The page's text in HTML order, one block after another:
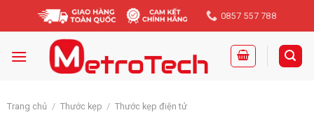
0857 557 788
Trang chủ / Thước kẹp / Thước kẹp điện tử